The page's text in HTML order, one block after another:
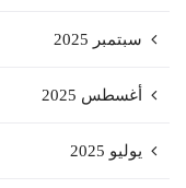
سبتمبر 2025
أغسطس 2025
يوليو 2025